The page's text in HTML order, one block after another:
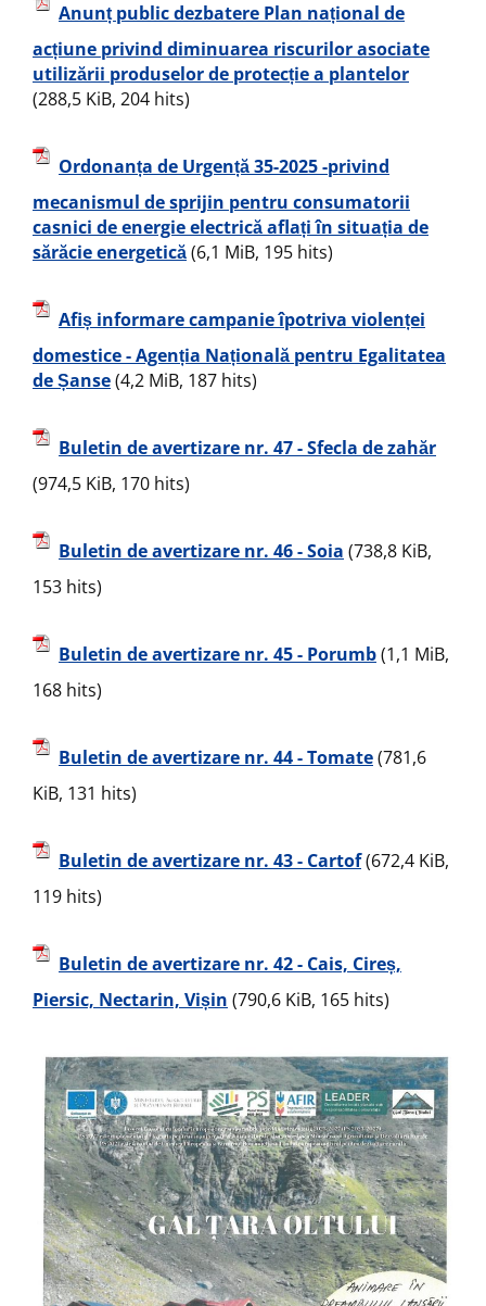
Anunț public dezbatere Plan național de
acțiune privind diminuarea riscurilor asociate
utilizării produselor de protecție a plantelor
(288,5 KiB, 204 hits)
Ordonanța de Urgență 35-2025 -privind
mecanismul de sprijin pentru consumatorii
casnici de energie electrică aflați în situația de
sărăcie energetică(6,1 MiB, 195 hits)
Afiș informare campanie îpotriva violenței
domestice - Agenția Națională pentru Egalitatea
de Șanse(4,2 MiB, 187 hits)
Buletin de avertizare nr. 47 - Sfecla de zahăr
(974,5 KiB, 170 hits)
Buletin de avertizare nr. 46 - Soia (738,8 KiB,
153 hits)
Buletin de avertizare nr. 45 - Porumb(1,1 MiB,
168 hits)
Buletin de avertizare nr. 44 - Tomate(781,6
KiB, 131 hits)
Buletin de avertizare nr. 43 - Cartof(672,4 KiB,
119 hits)
Buletin de avertizare nr. 42 - Cais, Cireș,
Piersic, Nectarin, Vișin (790,6 KiB, 165 hits)